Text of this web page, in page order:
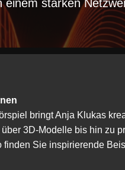
einem starken
bringt Anja Klukas
3D-Modelle bis hin zu
Sie inspirierende